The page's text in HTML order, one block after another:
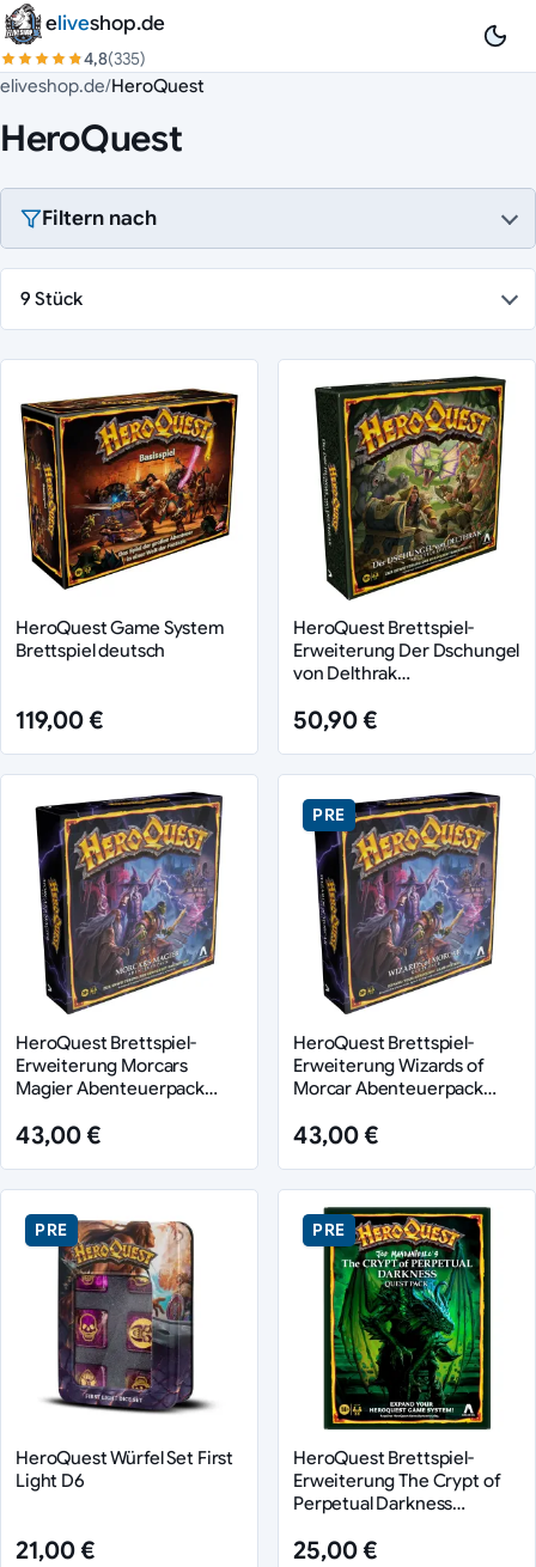
Zum Inhalt springen
eliveshop.de
4,8(335)
eliveshop.de/HeroQuest
HeroQuest
Filtern nach
9 Stück
HeroQuest Game System
Brettspiel deutsch
119,00 €
HeroQuest Brettspiel-
Erweiterung Der Dschungel
von Delthrak
Version*
50,90 €
HeroQuest Brettspiel-
Erweiterung Morcars
Magier Abenteuerpack
43,00 €
PRE
HeroQuest Brettspiel-
Erweiterung Wizards of
Morcar Abenteuerpack
43,00 €
PRE
HeroQuest Würfel Set First
Light D6
21,00 €
PRE
HeroQuest Brettspiel-
Erweiterung The Crypt of
Perpetual Darkness
Version*
25,00 €